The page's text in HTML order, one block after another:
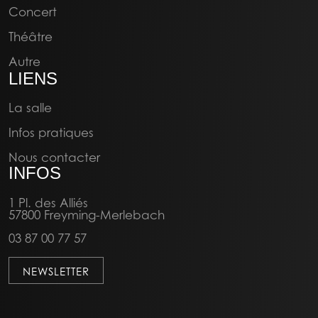
Concert
Théâtre
Autre
LIENS
La salle
Infos pratiques
Nous contacter
INFOS
1 Pl. des Alliés
57800 Freyming-Merlebach
03 87 00 77 57
NEWSLETTER